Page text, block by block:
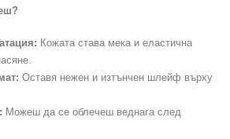
Кожата става мека и еластична
Оставя нежен и изтънчен шлейф върху
Можеш да се облечеш веднага след